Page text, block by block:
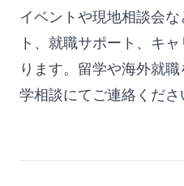
イベントや現地相談会
ト、就職サポート、キ
ります。留学や海外就
学相談にてご連絡くださ